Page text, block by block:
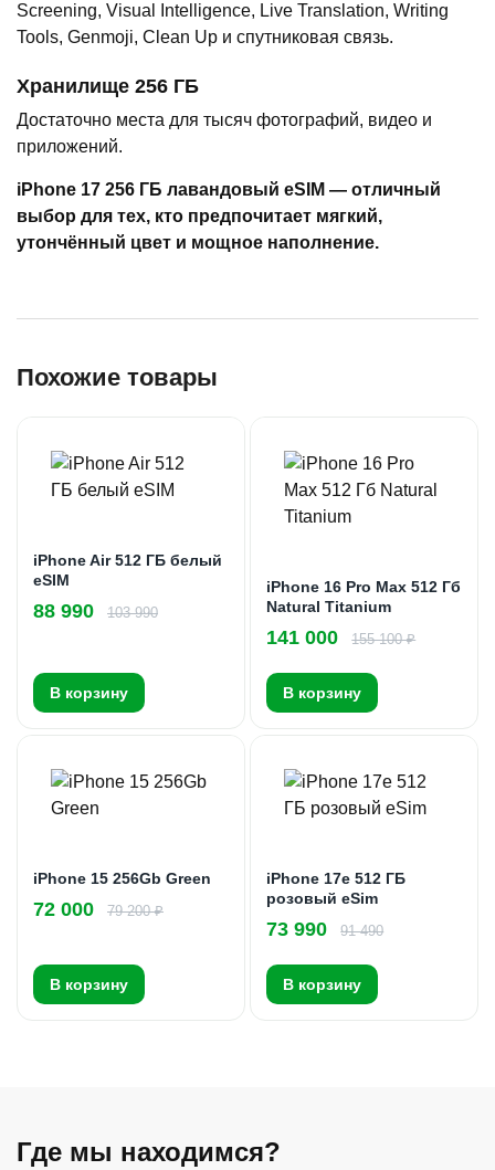
Screening, Visual Intelligence, Live Translation, Writing
Tools, Genmoji, Clean Up и спутниковая связь.
Хранилище 256 ГБ
Достаточно места для тысяч фотографий, видео и
приложений.
iPhone 17 256 ГБ лавандовый eSIM — отличный
выбор для тех, кто предпочитает мягкий,
утончённый цвет и мощное наполнение.
Похожие товары
iPhone Air 512 ГБ белый
eSIM
88 990 103 990
В корзину
iPhone 16 Pro Max 512 Гб
Natural Titanium
141 000 155 100 ₽
В корзину
iPhone 15 256Gb Green
72 000 79 200 ₽
В корзину
iPhone 17e 512 ГБ
розовый eSim
73 990 91 490
В корзину
Где мы находимся?